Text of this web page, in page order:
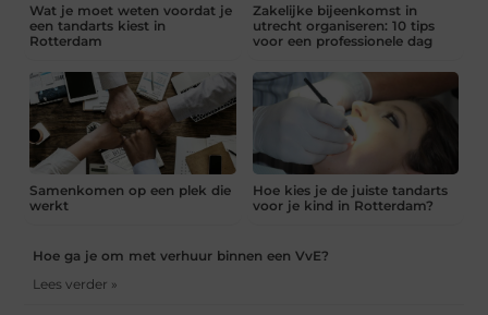
Wat je moet weten voordat je
een tandarts kiest in
Rotterdam
Zakelijke bijeenkomst in
utrecht organiseren: 10 tips
voor een professionele dag
Samenkomen op een plek die
werkt
Hoe kies je de juiste tandarts
voor je kind in Rotterdam?
Hoe ga je om met verhuur binnen een VvE?
Lees verder »